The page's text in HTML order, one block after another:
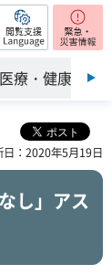
閲覧支援
医療・健康・福
日：2020年5月19日
し」アス